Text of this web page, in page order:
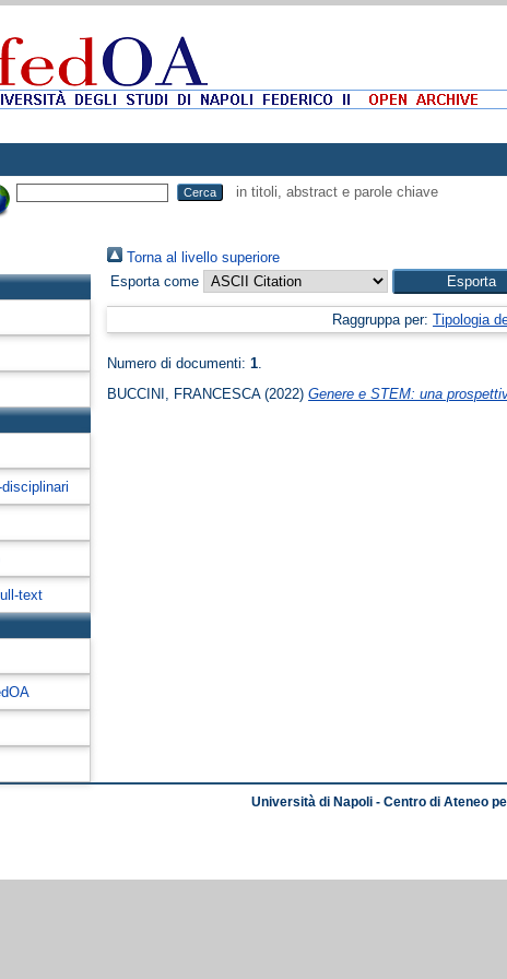
in titoli, abstract e parole chiave
text
Torna al livello superiore
Esporta come
Raggruppa per:Tipologia
Numero di documenti:1.
BUCCINI, FRANCESCA(2022)Genere e STEM: una
Università di Napoli - Centro di Ateneo